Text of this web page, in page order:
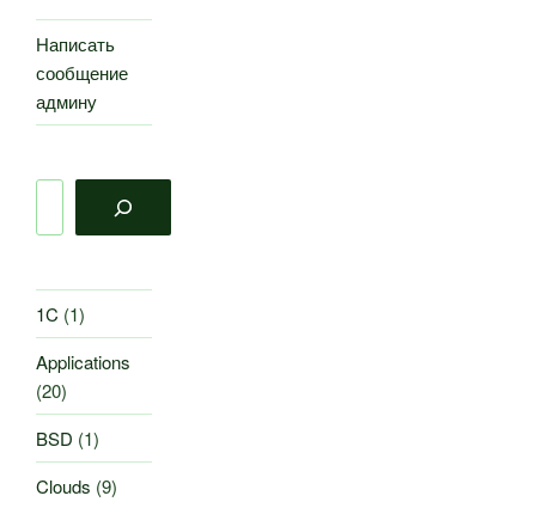
Написать
сообщение
админу
1C (1)
Applications
(20)
BSD (1)
Clouds (9)